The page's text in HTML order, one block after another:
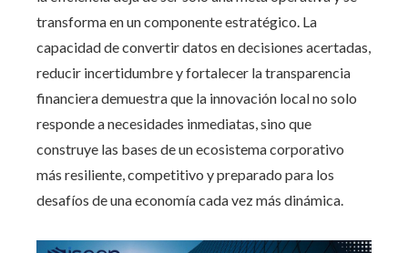
transforma en un componente estratégico. La
capacidad de convertir datos en decisiones acertadas,
reducir incertidumbre y fortalecer la transparencia
financiera demuestra que la innovación local no solo
responde a necesidades inmediatas, sino que
construye las bases de un ecosistema corporativo
más resiliente, competitivo y preparado para los
desafíos de una economía cada vez más dinámica.